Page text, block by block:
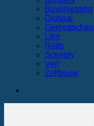
Bovenleiding
Digitaal
Gereedschap
Lijm
Rails
Scenery
Verf
Zelfbouw